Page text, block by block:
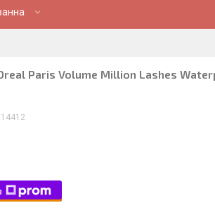
Paris Volume Million Lashes